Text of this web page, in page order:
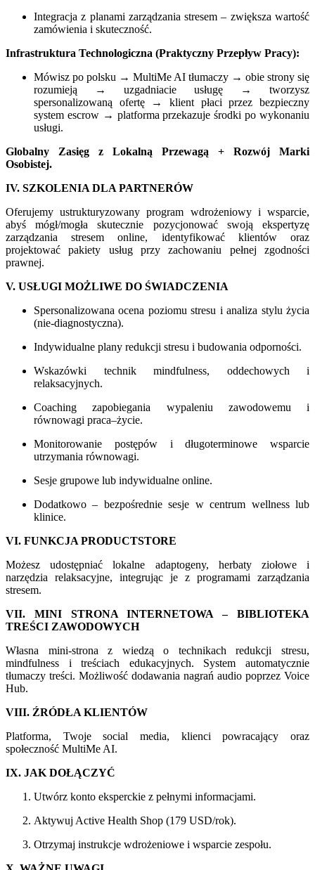
Integracja z planami zarządzania stresem – zwiększa wartość
zamówienia i skuteczność.
Infrastruktura Technologiczna (Praktyczny Przepływ Pracy):
Mówisz po polsku → MultiMe AI tłumaczy → obie strony się
rozumieją → uzgadniacie usługę → tworzysz
spersonalizowaną ofertę → klient płaci przez bezpieczny
system escrow → platforma przekazuje środki po wykonaniu
usługi.
Globalny Zasięg z Lokalną Przewagą + Rozwój Marki
Osobistej.
IV. SZKOLENIA DLA PARTNERÓW
Oferujemy ustrukturyzowany program wdrożeniowy i wsparcie,
abyś mógł/mogła skutecznie pozycjonować swoją ekspertyzę
zarządzania stresem online, identyfikować klientów oraz
projektować pakiety usług przy zachowaniu pełnej zgodności
prawnej.
V. USŁUGI MOŻLIWE DO ŚWIADCZENIA
Spersonalizowana ocena poziomu stresu i analiza stylu życia
(nie-diagnostyczna).
Indywidualne plany redukcji stresu i budowania odporności.
Wskazówki technik mindfulness, oddechowych i
relaksacyjnych.
Coaching zapobiegania wypaleniu zawodowemu i
równowagi praca–życie.
Monitorowanie postępów i długoterminowe wsparcie
utrzymania równowagi.
Sesje grupowe lub indywidualne online.
Dodatkowo – bezpośrednie sesje w centrum wellness lub
klinice.
VI. FUNKCJA PRODUCTSTORE
Możesz udostępniać lokalne adaptogeny, herbaty ziołowe i
narzędzia relaksacyjne, integrując je z programami zarządzania
stresem.
VII. MINI STRONA INTERNETOWA – BIBLIOTEKA
TREŚCI ZAWODOWYCH
Własna mini-strona z wiedzą o technikach redukcji stresu,
mindfulness i treściach edukacyjnych. System automatycznie
tłumaczy treści. Możliwość dodawania nagrań audio poprzez Voice
Hub.
VIII. ŹRÓDŁA KLIENTÓW
Platforma, Twoje social media, klienci powracający oraz
społeczność MultiMe AI.
IX. JAK DOŁĄCZYĆ
Utwórz konto eksperckie z pełnymi informacjami.
Aktywuj Active Health Shop (179 USD/rok).
Otrzymaj instrukcje wdrożeniowe i wsparcie zespołu.